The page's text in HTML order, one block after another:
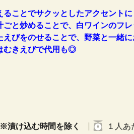
ことでサクッとしたアクセントに
ごと炒めることで、白ワインのフレ
びをのせることで、野菜と一緒に
むきえびで代用も◎
け込む時間を除く １人 あ